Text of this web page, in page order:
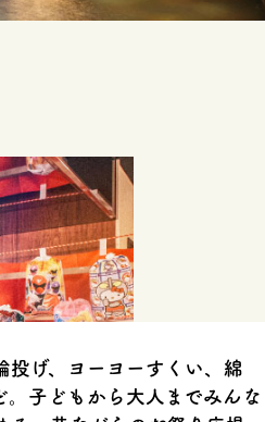
投げ、ヨーヨーすくい、綿
。子どもから大人までみんな